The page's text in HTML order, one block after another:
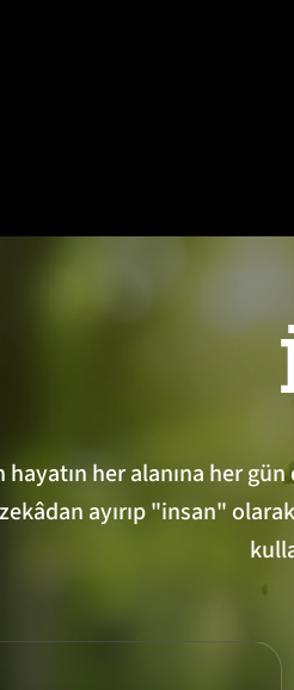
hayatın her alanına her
ayırıp "insan"